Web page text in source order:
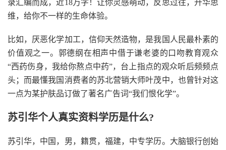
录汇编而成，近18万字！让你灵感萌动，反思过往，升华思
维，给你不一样的生命体验。
比如，厌恶化学加工，信仰天然造物，是我国人民最朴素的
价值观之一。郭德纲在相声中借于谦老婆的口吻教育观众
“西药伤身，我给你熬点中药”，台上指点的观众听后频频点
头；而最懂我国消费者的苏北营销大师叶茂中，也曾针对这
一点为某护肤品订做了著名广告词“我们恨化学”。
苏引华个人真实资料学历是什么?
苏引华，中国，男，籍贯，福建，中专学历。大脑银行创始